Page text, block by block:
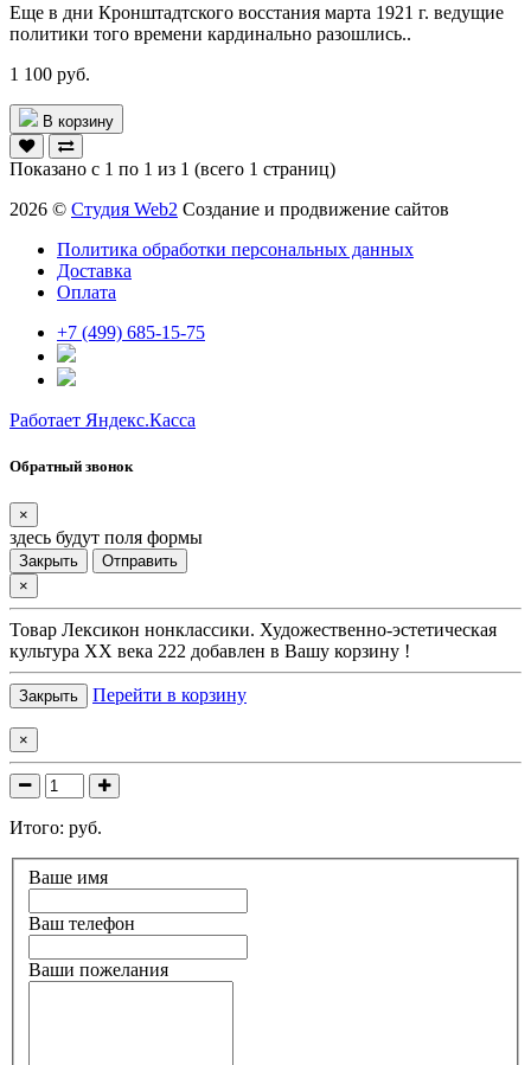
Еще в дни Кронштадтского восстания марта 1921 г. ведущие
политики того времени кардинально разошлись..
1 100 руб.
В корзину
Показано с 1 по 1 из 1 (всего 1 страниц)
2026 © Студия Web2 Создание и продвижение сайтов
Политика обработки персональных данных
Доставка
Оплата
+7 (499) 685-15-75
Работает Яндекс.Касса
Обратный звонок
×
здесь будут поля формы
Закрыть
Отправить
×
Товар Лексикон нонклассики. Художественно-эстетическая
культура XX века 222 добавлен в Вашу корзину !
Закрыть Перейти в корзину
×
Итого: руб.
Ваше имя
Ваш телефон
Ваши пожелания